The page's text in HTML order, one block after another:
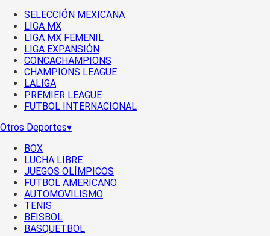
SELECCIÓN MEXICANA
LIGA MX
LIGA MX FEMENIL
LIGA EXPANSIÓN
CONCACHAMPIONS
CHAMPIONS LEAGUE
LALIGA
PREMIER LEAGUE
FUTBOL INTERNACIONAL
Otros Deportes▾
BOX
LUCHA LIBRE
JUEGOS OLÍMPICOS
FUTBOL AMERICANO
AUTOMOVILISMO
TENIS
BEISBOL
BASQUETBOL